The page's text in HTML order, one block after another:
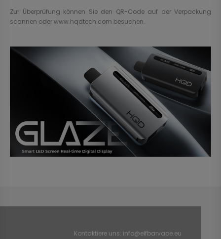
Zur Überprüfung können Sie den QR-Code auf der Verpackung
scannen oderwww.hqdtech.com besuchen.
Kontaktiere uns: info@elfbarvape.eu